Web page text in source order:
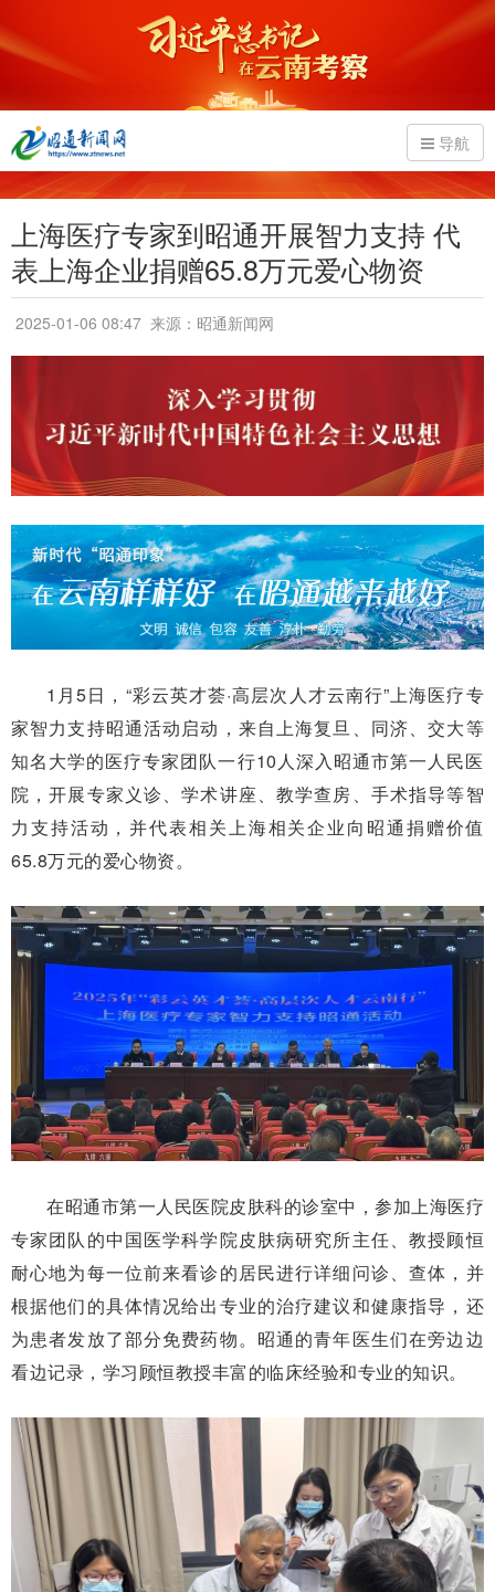
导航
上海医疗专家到昭通开展智力支持 代
表上海企业捐赠65.8万元爱心物资
2025-01-06 08:47 来源：昭通新闻网
1月5日，“彩云英才荟·高层次人才云南行”上海医疗专
家智力支持昭通活动启动，来自上海复旦、同济、交大等
知名大学的医疗专家团队一行10人深入昭通市第一人民医
院，开展专家义诊、学术讲座、教学查房、手术指导等智
力支持活动，并代表相关上海相关企业向昭通捐赠价值
65.8万元的爱心物资。
在昭通市第一人民医院皮肤科的诊室中，参加上海医疗
专家团队的中国医学科学院皮肤病研究所主任、教授顾恒
耐心地为每一位前来看诊的居民进行详细问诊、查体，并
根据他们的具体情况给出专业的治疗建议和健康指导，还
为患者发放了部分免费药物。昭通的青年医生们在旁边边
看边记录，学习顾恒教授丰富的临床经验和专业的知识。